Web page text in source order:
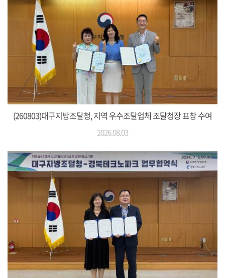
(260803)대구지방조달청, 지역 우수조달업체 조달청장 표창 수여
2026.08.03